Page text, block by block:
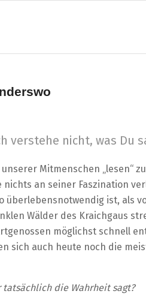
verstehe nicht, was Du
Mitmenschen „lesen“
an seiner Faszination
überlebensnotwendig ist, als
Wälder des Kraichgaus
möglichst schnell
sich auch heute noch die
die Wahrheit sagt?